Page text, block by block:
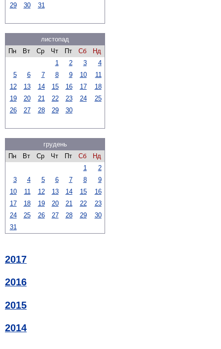
29
30 31
листопад
Пн
Вт Ср Чт Пт Сб
Нд
1
2 3
4
5
6 7 8 9 10
11
12
13 14 15 16 17
18
19
20 21 22 23 24
25
26
27 28 29 30
грудень
Пн
Вт Ср Чт Пт Сб
Нд
1
2
3
4 5 6 7 8
9
10
11 12 13 14 15
16
17
18 19 20 21 22
23
24
25 26 27 28 29
30
31
2017
2016
2015
2014